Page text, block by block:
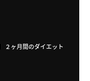
２ヶ月間のダイエット